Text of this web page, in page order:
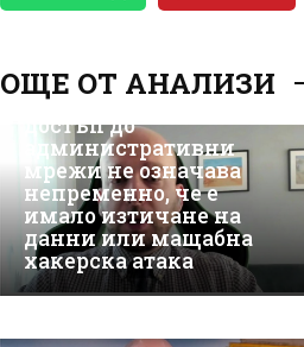
ОЩЕ ОТ АНАЛИЗИ
киберсигурност:
Неоторизираният
достъп до
административни
мрежи не означава
непременно, че е
имало изтичане на
данни или мащабна
хакерска атака